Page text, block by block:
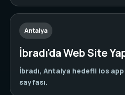
Antalya
İbradı'da Web Site
İbradı, Antalya hedefli ios
sayfası.